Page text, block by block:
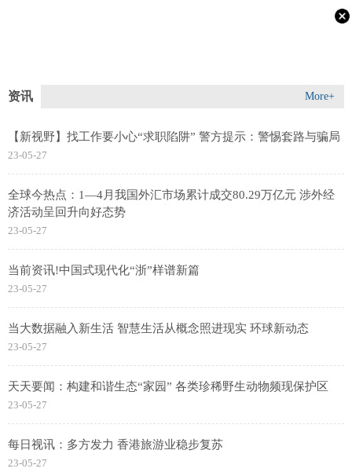
资讯 More+
【新视野】找工作要小心“求职陷阱” 警方提示：警惕套路与骗局
23-05-27
全球今热点：1—4月我国外汇市场累计成交80.29万亿元 涉外经
济活动呈回升向好态势
23-05-27
当前资讯!中国式现代化“浙”样谱新篇
23-05-27
当大数据融入新生活 智慧生活从概念照进现实 环球新动态
23-05-27
天天要闻：构建和谐生态“家园” 各类珍稀野生动物频现保护区
23-05-27
每日视讯：多方发力 香港旅游业稳步复苏
23-05-27